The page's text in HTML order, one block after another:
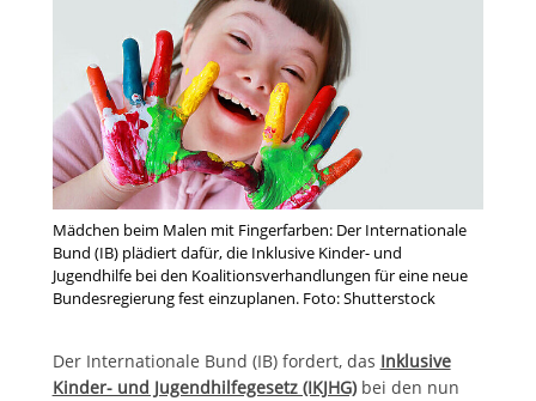
Mädchen beim Malen mit Fingerfarben: Der Internationale
Bund (IB) plädiert dafür, die Inklusive Kinder- und
Jugendhilfe bei den Koalitionsverhandlungen für eine neue
Bundesregierung fest einzuplanen. Foto: Shutterstock
Der Internationale Bund (IB) fordert, das Inklusive
Kinder- und Jugendhilfegesetz (IKJHG)bei den nun